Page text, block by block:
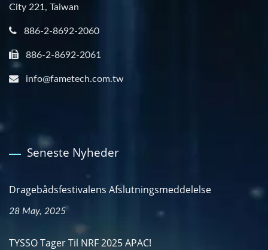
City 221, Taiwan
886-2-8692-2060
886-2-8692-2061
info@fametech.com.tw
Seneste Nyheder
Dragebådsfestivalens Afslutningsmeddelelse
28 May, 2025
TYSSO Tager Til NRF 2025 APAC!